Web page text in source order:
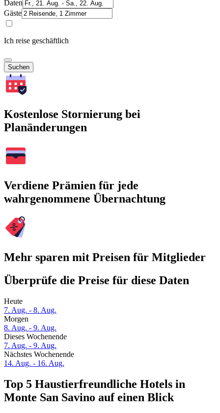
Daten
Gäste
Ich reise geschäftlich
Suchen
Kostenlose Stornierung bei
Planänderungen
Verdiene Prämien für jede
wahrgenommene Übernachtung
Mehr sparen mit Preisen für Mitglieder
Überprüfe die Preise für diese Daten
Heute
7. Aug. - 8. Aug.
Morgen
8. Aug. - 9. Aug.
Dieses Wochenende
7. Aug. - 9. Aug.
Nächstes Wochenende
14. Aug. - 16. Aug.
Top 5 Haustierfreundliche Hotels in
Monte San Savino auf einen Blick